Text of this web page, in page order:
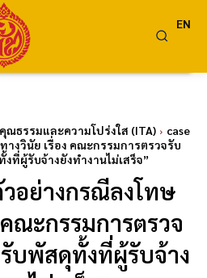
EN
คุณธรรมและความโปร่งใส (ITA)
case
งวินัย เรื่อง คณะกรรมการตรวจรับ
ที่ผู้รับจ้างยังทำงานไม่เสร็จ”
อย่างกรณีลงโทษ
ณะกรรมการตรวจ
บพัสดุทั้งที่ผู้รับจ้าง